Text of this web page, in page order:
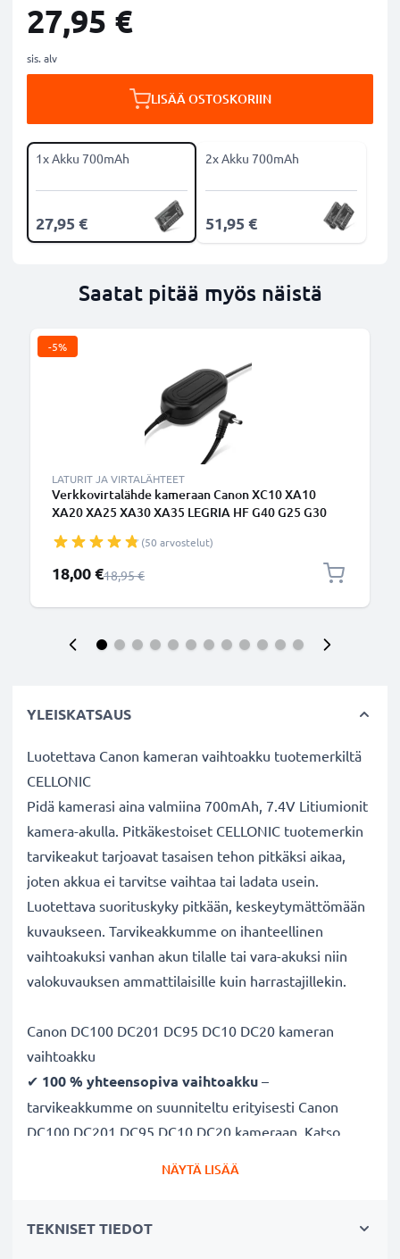
27,95 €
sis. alv
LISÄÄ OSTOSKORIIN
1x Akku 700mAh
27,95 €
2x Akku 700mAh
51,95 €
Saatat pitää myös näistä
-5%
LATURIT JA VIRTALÄHTEET
Verkkovirtalähde kameraan Canon XC10 XA10
XA20 XA25 XA30 XA35 LEGRIA HF G40 G25 G30
HF10 HF20 HG10 HG20 ZR500 - ca. 3m johto, CA-
570, 8.4V virtalähde/dummy-akku pitkäkestoiseen
kuvaukseen
(50 arvostelut)
Erikoishinta
18,00 €Normaali hinta
18,95 €
YLEISKATSAUS
Luotettava Canon kameran vaihtoakku tuotemerkiltä
CELLONIC
Pidä kamerasi aina valmiina 700mAh, 7.4V Litiumionit
kamera-akulla. Pitkäkestoiset CELLONIC tuotemerkin
tarvikeakut tarjoavat tasaisen tehon pitkäksi aikaa,
joten akkua ei tarvitse vaihtaa tai ladata usein.
Luotettava suorituskyky pitkään, keskeytymättömään
kuvaukseen. Tarvikeakkumme on ihanteellinen
vaihtoakuksi vanhan akun tilalle tai vara-akuksi niin
valokuvauksen ammattilaisille kuin harrastajillekin.
Canon DC100 DC201 DC95 DC10 DC20 kameran
vaihtoakku
✔ 100 % yhteensopiva vaihtoakku –
tarvikeakkumme on suunniteltu erityisesti Canon
DC100 DC201 DC95 DC10 DC20 kameraan. Katso
tehoa pitkäkestoiseen kuvaukseen
NÄYTÄ LISÄÄ
TEKNISET TIEDOT